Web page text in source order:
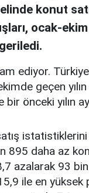
konut
ocak-
ediyor.
geçen
bir önceki yılın
895 daha az
azalarak 93
ile en yüksek